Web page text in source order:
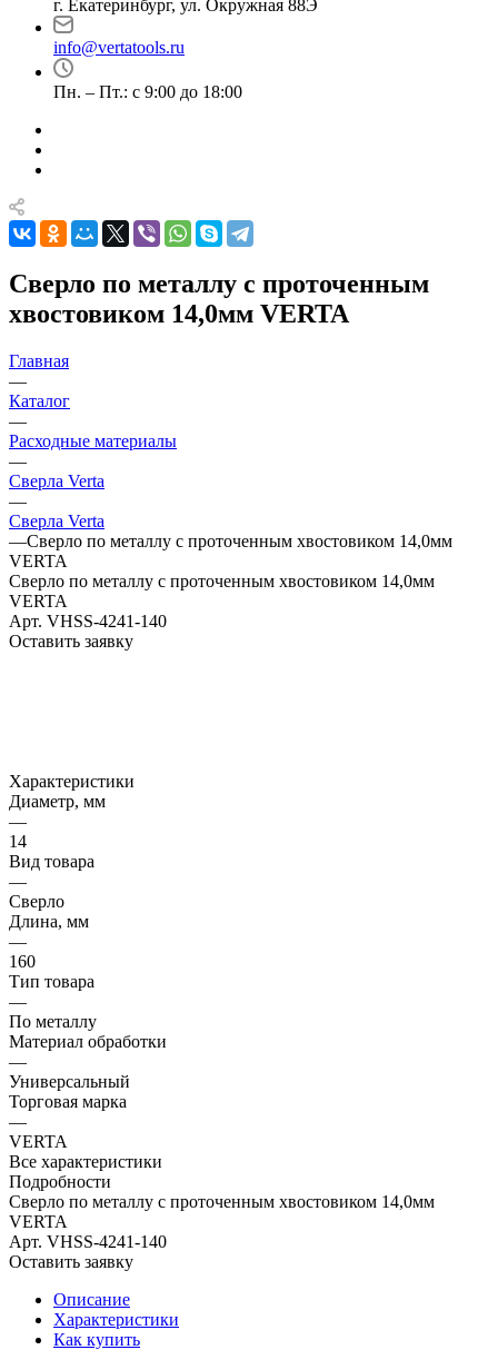
г. Екатеринбург, ул. Окружная 88Э
info@vertatools.ru
Пн. – Пт.: с 9:00 до 18:00
Сверло по металлу с проточенным
хвостовиком 14,0мм VERTA
Главная
—
Каталог
—
Расходные материалы
—
Сверла Verta
—
Сверла Verta
—Сверло по металлу с проточенным хвостовиком 14,0мм
VERTA
Сверло по металлу с проточенным хвостовиком 14,0мм
VERTA
Арт. VHSS-4241-140
Оставить заявку
Характеристики
Диаметр, мм
—
14
Вид товара
—
Сверло
Длина, мм
—
160
Тип товара
—
По металлу
Материал обработки
—
Универсальный
Торговая марка
—
VERTA
Все характеристики
Подробности
Сверло по металлу с проточенным хвостовиком 14,0мм
VERTA
Арт. VHSS-4241-140
Оставить заявку
Описание
Характеристики
Как купить